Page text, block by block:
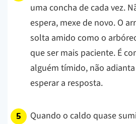
uma concha de cada vez.
espera, mexe de novo. O
solta amido como o
que ser mais paciente. É
alguém tímido, não
esperar a resposta.
Quando o caldo quase